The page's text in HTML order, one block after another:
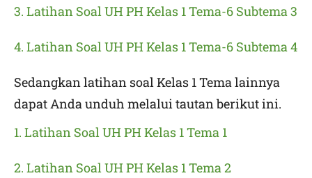
3. Latihan Soal UH PH Kelas 1 Tema-6 Subtema 3
4. Latihan Soal UH PH Kelas 1 Tema-6 Subtema 4
Sedangkan latihan soal Kelas 1 Tema lainnya
dapat Anda unduh melalui tautan berikut ini.
1. Latihan Soal UH PH Kelas 1 Tema 1
2. Latihan Soal UH PH Kelas 1 Tema 2